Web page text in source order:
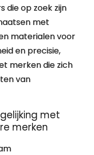
die op zoek zijn
met
materialen voor
en precisie,
merken die zich
van
met
merken